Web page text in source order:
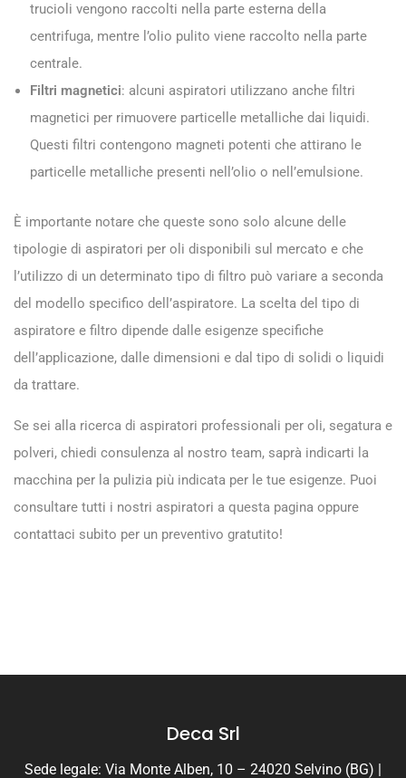
trucioli vengono raccolti nella parte esterna della
centrifuga, mentre l’olio pulito viene raccolto nella parte
centrale.
Filtri magnetici: alcuni aspiratori utilizzano anche filtri
magnetici per rimuovere particelle metalliche dai liquidi.
Questi filtri contengono magneti potenti che attirano le
particelle metalliche presenti nell’olio o nell’emulsione.
È importante notare che queste sono solo alcune delle
tipologie di aspiratori per oli disponibili sul mercato e che
l’utilizzo di un determinato tipo di filtro può variare a seconda
del modello specifico dell’aspiratore. La scelta del tipo di
aspiratore e filtro dipende dalle esigenze specifiche
dell’applicazione, dalle dimensioni e dal tipo di solidi o liquidi
da trattare.
Se sei alla ricerca di aspiratori professionali per oli, segatura e
polveri, chiedi consulenza al nostro team, saprà indicarti la
macchina per la pulizia più indicata per le tue esigenze. Puoi
consultare tutti i nostri aspiratori a questa pagina oppure
contattaci subito per un preventivo gratutito!
Deca Srl
Sede legale: Via Monte Alben, 10 – 24020 Selvino (BG) |